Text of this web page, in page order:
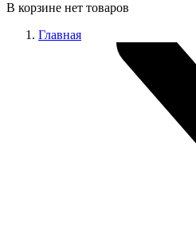
В корзине нет товаров
Главная